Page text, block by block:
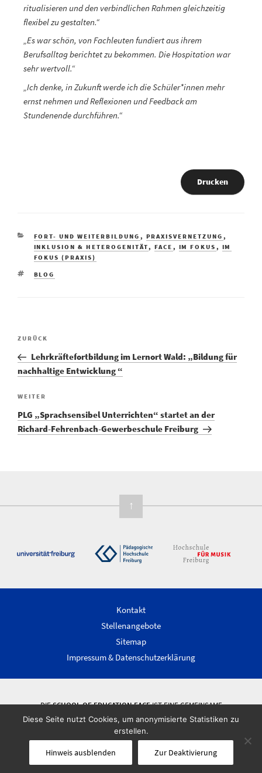
ritualisieren und den verbindlichen Rahmen gleichzeitig
flexibel zu gestalten.“
„Es war schön, von Fachleuten fundiert aus ihrem
Berufsalltag berichtet zu bekommen. Die Hospitation war
sehr wertvoll.“
„Ich denke, in Zukunft werde ich die Schüler*innen mehr
ernst nehmen und Reflexionen und Feedback am
Stundenende durchführen.“
Drucken
FORT- UND WEITERBILDUNG , PRAXISVERNETZUNG ,
INKLUSION & HETEROGENITÄT, FACE , IM FOKUS , IM
FOKUS (PRAXIS)
BLOG
ZURÜCK
Lehrkräftefortbildung im Lernort Wald: „Bildung für
nachhaltige Entwicklung “
WEITER
PLG „Sprachsensibel Unterrichten“ startet an der
Richard-Fehrenbach-Gewerbeschule Freiburg
↑
Kontakt
Stellenangebote
Sitemap
Impressum & Datenschutzerklärung
DIESCHOOL OF EDUCATION FACEIST EINE GEMEINSAME
WISSENSCHAFTLICHE EINRICHTUNG DER ALBERT-LUDWIGS-UNIVERSITÄT
FREIBURG, DER PÄDAGOGISCHEN HOCHSCHULE FREIBURG UND DER
HOCHSCHULE FÜR MUSIK FREIBURG.
Diese Seite nutzt Cookies, um anonymisierte Statistiken zu
erstellen.
Hinweis ausblenden Zur Deaktivierung